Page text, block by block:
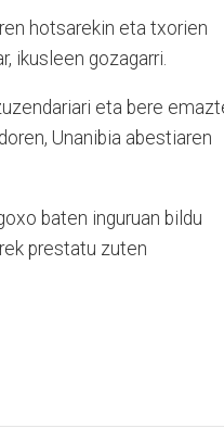
hotsarekin eta txorien
ikusleen gozagarri.
eta bere
Unanibia abestiaren
baten inguruan bildu
prestatu zuten